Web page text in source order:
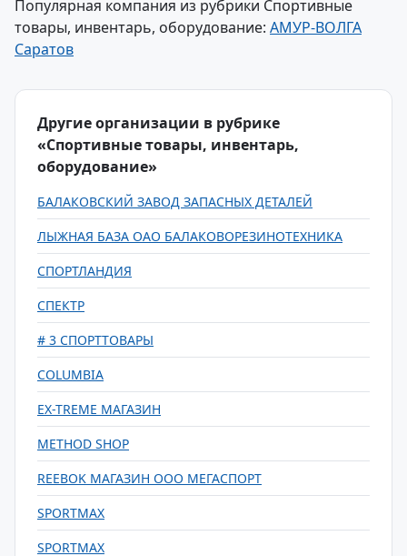
Популярная компания из рубрики Спортивные
товары, инвентарь, оборудование: АМУР-ВОЛГА
Саратов
Другие организации в рубрике
«Спортивные товары, инвентарь,
оборудование»
БАЛАКОВСКИЙ ЗАВОД ЗАПАСНЫХ ДЕТАЛЕЙ
ЛЫЖНАЯ БАЗА ОАО БАЛАКОВОРЕЗИНОТЕХНИКА
СПОРТЛАНДИЯ
СПЕКТР
# 3 СПОРТТОВАРЫ
COLUMBIA
EX-TREME МАГАЗИН
METHOD SHOP
REEBOK МАГАЗИН ООО МЕГАСПОРТ
SPORTMAX
SPORTMAX